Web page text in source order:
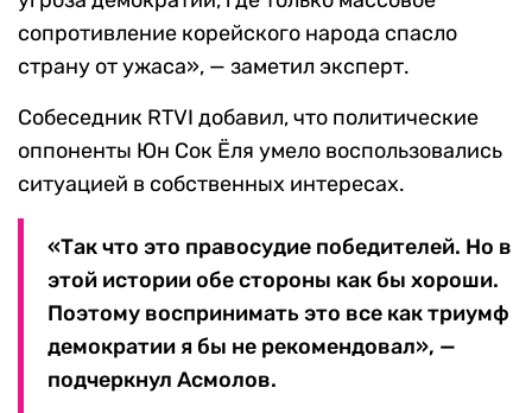
сопротивление корейского народа спасло
страну от ужаса», — заметил эксперт.
Собеседник RTVI добавил, что политические
оппоненты Юн Сок Ёля умело воспользовались
ситуацией в собственных интересах.
«Так что это правосудие победителей. Но в
этой истории обе стороны как бы хороши.
Поэтому воспринимать это все как триумф
демократии я бы не рекомендовал», —
подчеркнул Асмолов.